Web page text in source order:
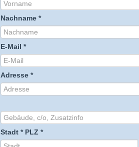
Nachname *
E-Mail *
Adresse *
Stadt * PLZ *